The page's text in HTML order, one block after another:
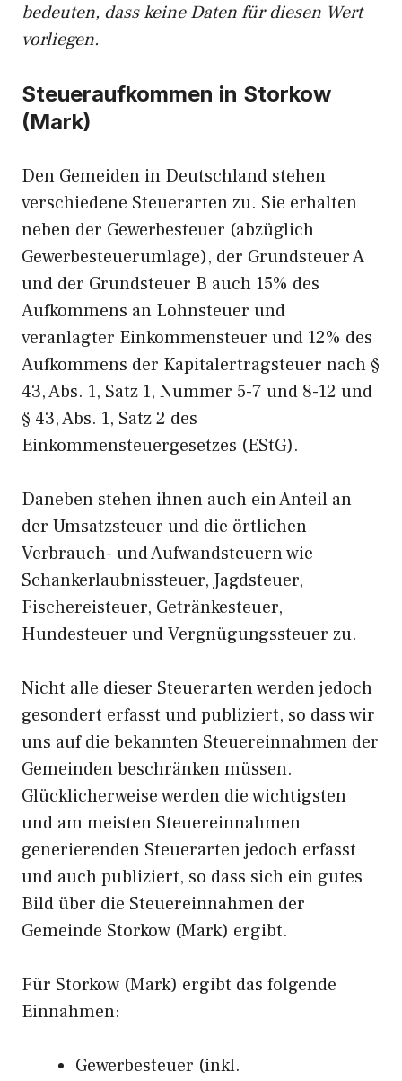
bedeuten, dass keine Daten für diesen Wert
vorliegen.
Steueraufkommen in Storkow
(Mark)
Den Gemeiden in Deutschland stehen
verschiedene Steuerarten zu. Sie erhalten
neben der Gewerbesteuer (abzüglich
Gewerbesteuerumlage), der Grundsteuer A
und der Grundsteuer B auch 15% des
Aufkommens an Lohnsteuer und
veranlagter Einkommensteuer und 12% des
Aufkommens der Kapitalertragsteuer nach §
43, Abs. 1, Satz 1, Nummer 5-7 und 8-12 und
§ 43, Abs. 1, Satz 2 des
Einkommensteuergesetzes (EStG).
Daneben stehen ihnen auch ein Anteil an
der Umsatzsteuer und die örtlichen
Verbrauch- und Aufwandsteuern wie
Schankerlaubnissteuer, Jagdsteuer,
Fischereisteuer, Getränkesteuer,
Hundesteuer und Vergnügungssteuer zu.
Nicht alle dieser Steuerarten werden jedoch
gesondert erfasst und publiziert, so dass wir
uns auf die bekannten Steuereinnahmen der
Gemeinden beschränken müssen.
Glücklicherweise werden die wichtigsten
und am meisten Steuereinnahmen
generierenden Steuerarten jedoch erfasst
und auch publiziert, so dass sich ein gutes
Bild über die Steuereinnahmen der
Gemeinde Storkow (Mark) ergibt.
Für Storkow (Mark) ergibt das folgende
Einnahmen:
Gewerbesteuer (inkl.